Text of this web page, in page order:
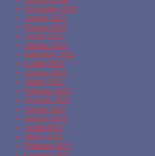
Novembre 2023
Agosto 2023
Giugno 2023
Aprile 2023
Ottobre 2022
Settembre 2022
Luglio 2022
Giugno 2022
Marzo 2022
Febbraio 2022
Gennaio 2022
Agosto 2021
Giugno 2021
Aprile 2021
Marzo 2021
Febbraio 2021
Gennaio 2021